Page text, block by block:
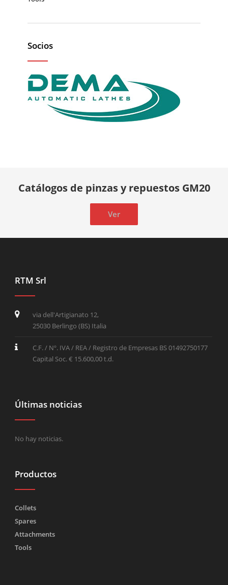
Socios
Catálogos de pinzas y repuestos GM20
Ver
RTM Srl
via dell'Artigianato 12,
25030 Berlingo (BS) Italia
C.F. / Nº. IVA / REA / Registro de Empresas BS 01492750177
Capital Soc. € 15.600,00 t.d.
Últimas noticias
No hay noticias.
Productos
Collets
Spares
Attachments
Tools